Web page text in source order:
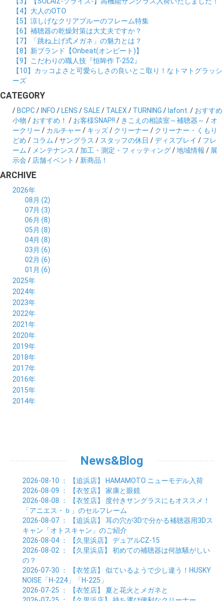
【4】大人のOTO
【5】涼しげなクリアブルーのフレーム特集
【6】補聴器の乾燥対策は大丈夫ですか？
【7】「跳ね上げ式メガネ」の魅力とは？
【8】新ブランド【Onbeat(オンビート)】
【9】こだわりの職人技『恒眸作 T-252』
【10】カッコよさと可愛らしさの良いとこ取り！なトマトグラッシ
ーズ
CATEGORY
/BCPC/INFO /LENS /SALE / TALEX / TURNING /lafont. / おすすめ
小物 / おすすめ！ / お客様SNAP!! / きこえの相談室～補聴器～ / オ
ークリー / カルチャー / キッズ/ クリーナー / クリーナー・くもり
どめ / コラム /サングラス / スタッフの休日 /ディスプレイ / フレ
ーム / メンテナンス / 加工・測定・フィッティング/地域情報 / 展
示会 / 店舗イベント / 新商品！
ARCHIVE
2026年
08月 (2)
07月 (3)
06月 (8)
05月 (8)
04月 (8)
03月 (6)
02月 (6)
01月 (6)
2025年
12月 (5)
11月 (3)
10月 (6)
09月 (5)
08月 (6)
07月 (4)
06月 (7)
05月 (6)
04月 (8)
03月 (6)
02月 (5)
01月 (7)
2024年
12月 (4)
11月 (8)
10月 (6)
09月 (7)
08月 (8)
07月 (5)
06月 (6)
05月 (4)
04月 (7)
03月 (6)
02月 (5)
2023年
12月 (3)
11月 (6)
10月 (6)
09月 (6)
08月 (8)
07月 (8)
06月 (8)
05月 (9)
04月 (8)
03月 (8)
2022年
12月 (12)
11月 (6)
10月 (5)
09月 (7)
08月 (5)
07月 (3)
06月 (5)
05月 (7)
04月 (6)
2021年
12月 (5)
11月 (5)
10月 (6)
09月 (5)
08月 (11)
07月 (5)
06月 (6)
05月 (6)
2020年
12月 (3)
11月 (6)
10月 (5)
09月 (8)
08月 (6)
07月 (7)
06月 (6)
2019年
12月 (7)
11月 (4)
10月 (8)
09月 (4)
08月 (7)
07月 (3)
2018年
12月 (8)
11月 (7)
10月 (8)
09月 (5)
08月 (7)
01月 (8)
2017年
12月 (6)
11月 (6)
10月 (5)
02月 (6)
01月 (6)
2016年
12月 (8)
11月 (4)
03月 (7)
02月 (8)
01月 (8)
2015年
12月 (8)
06月 (4)
2014年
News&Blog
2026-08-10 ： 【追浜店】 HAMAMOTO ニューモデル入荷
2026-08-09 ： 【衣笠店】 家康と眼鏡
2026-08-08 ： 【衣笠店】
度付きサングラスにもオススメ！
「アニエス・ｂ」のセルフレーム
2026-08-07 ： 【追浜店】 耳の穴が3Dで分かる補聴器用3Dス
キャン「オトスキャン」のご紹介
2026-08-04 ： 【久里浜店】 デュアルCZ-15
2026-08-02 ： 【久里浜店】 初めての補聴器は何故騒がしい
の？
2026-07-30 ： 【衣笠店】 似ているようで少し違う！HUSKY
NOISE「H-224」「H-225」
2026-07-25 ： 【衣笠店】 夏と花火とメガネと